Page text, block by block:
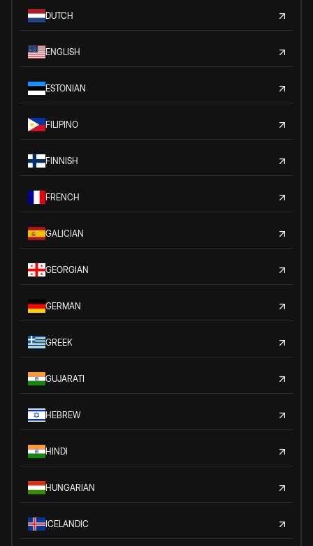
DUTCH
ENGLISH
ESTONIAN
FILIPINO
FINNISH
FRENCH
GALICIAN
GEORGIAN
GERMAN
GREEK
GUJARATI
HEBREW
HINDI
HUNGARIAN
ICELANDIC